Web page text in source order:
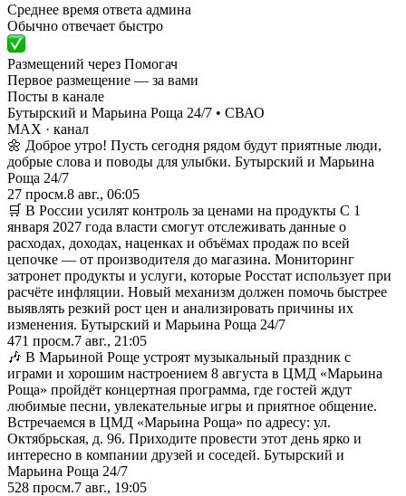
Среднее время ответа админа
Обычно отвечает быстро
Размещений через Помогач
Первое размещение — за вами
Посты в канале
Бутырский и Марьина Роща 24/7 • СВАО
MAX · канал
🌼 Доброе утро! Пусть сегодня рядом будут приятные люди,
добрые слова и поводы для улыбки. Бутырский и Марьина
Роща 24/7
27 просм.8 авг., 06:05
🛒 В России усилят контроль за ценами на продукты С 1
января 2027 года власти смогут отслеживать данные о
расходах, доходах, наценках и объёмах продаж по всей
цепочке — от производителя до магазина. Мониторинг
затронет продукты и услуги, которые Росстат использует при
расчёте инфляции. Новый механизм должен помочь быстрее
выявлять резкий рост цен и анализировать причины их
изменения. Бутырский и Марьина Роща 24/7
471 просм.7 авг., 21:05
🎶 В Марьиной Роще устроят музыкальный праздник с
играми и хорошим настроением 8 августа в ЦМД «Марьина
Роща» пройдёт концертная программа, где гостей ждут
любимые песни, увлекательные игры и приятное общение.
Встречаемся в ЦМД «Марьина Роща» по адресу: ул.
Октябрьская, д. 96. Приходите провести этот день ярко и
интересно в компании друзей и соседей. Бутырский и
Марьина Роща 24/7
528 просм.7 авг., 19:05